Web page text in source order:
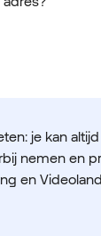
je kan
nemen en
en